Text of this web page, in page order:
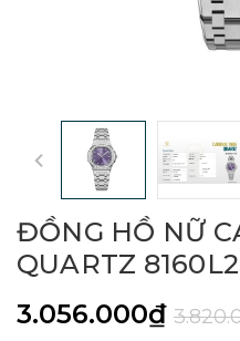
ĐỒNG HỒ NỮ
QUARTZ
3.056.000₫